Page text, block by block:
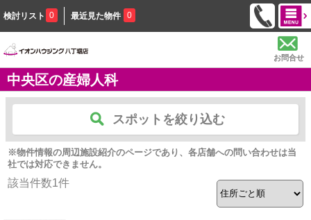
検討リスト 0 最近見た物件 0
お問合せ
中央区の産婦人科
スポットを絞り込む
※物件情報の周辺施設紹介のページであり、各店舗への問い合わせは当
社では対応できません。
該当件数1件